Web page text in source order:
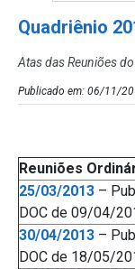
Quadriênio
Atas das Reuniões
Publicado em: 06/11/
Reuniões
25/03/2013 –
DOC de 09/04/
30/04/2013 –
DOC de 18/05/